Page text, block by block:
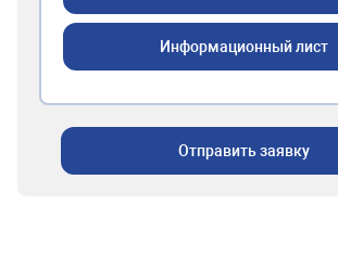
Информационный лист
Отправить заявку